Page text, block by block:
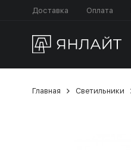
Доставка Оплата
Главная Светильники